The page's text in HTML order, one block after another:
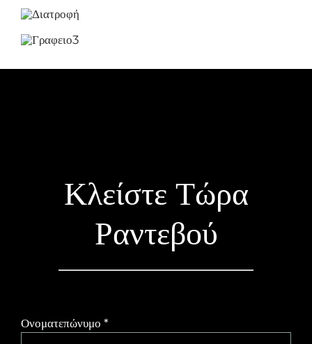
Κλείστε Τώρα
Ραντεβού
Ονοματεπώνυμο *